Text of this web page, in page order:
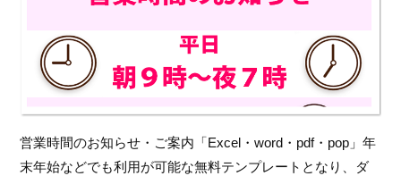
営業時間のお知らせ・ご案内「Excel・word・pdf・pop」年
末年始などでも利用が可能な無料テンプレートとなり、ダ